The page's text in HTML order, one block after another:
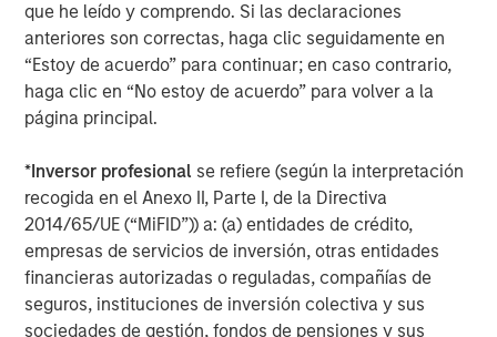
que he leído y comprendo. Si las declaraciones
anteriores son correctas, haga clic seguidamente en
“Estoy de acuerdo” para continuar; en caso contrario,
haga clic en “No estoy de acuerdo” para volver a la
página principal.
*Inversor profesional se refiere (según la interpretación
recogida en el Anexo II, Parte I, de la Directiva
2014/65/UE (“MiFID”)) a: (a) entidades de crédito,
empresas de servicios de inversión, otras entidades
financieras autorizadas o reguladas, compañías de
seguros, instituciones de inversión colectiva y sus
sociedades de gestión, fondos de pensiones y sus
Risk Considerations
There is no assurance that a portfolio will achieve its investment
objective. Portfolios are subject to market risk, which is the
possibility that the market values of securities owned by the
portfolio will decline and that the value of portfolio shares may
therefore be less than what you paid for them. Market values
that affect markets, countries, companies or governments. It is
difficult to predict the timing, duration, and potential adverse
effects (e.g. portfolio liquidity) of events. Accordingly, you can
lose money investing in this portfolio. Please be aware that this
portfolio may be subject to certain additional risks.Asset
Allocation/Diversification
does not protect you against a loss in
a particular market; however it allows you to spread that risk
across various asset classes In general,equity securities’
values fluctuate in response to activities specific to a company.